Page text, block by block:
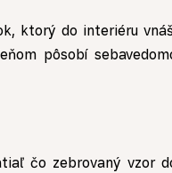
ktorý do interiéru
pôsobí
čo zebrovaný vzor